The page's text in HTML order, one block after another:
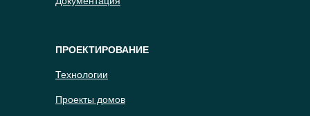
Проекты домов
Технологии
ПРОЕКТИРОВАНИЕ